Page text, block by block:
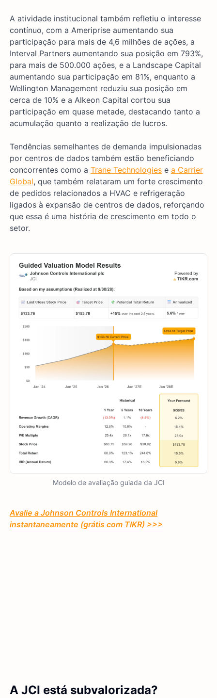
A atividade institucional também refletiu o interesse
contínuo, com a Ameriprise aumentando sua
participação para mais de 4,6 milhões de ações, a
Interval Partners aumentando sua posição em 793%,
para mais de 500.000 ações, e a Landscape Capital
aumentando sua participação em 81%, enquanto a
Wellington Management reduziu sua posição em
cerca de 10% e a Alkeon Capital cortou sua
participação em quase metade, destacando tanto a
acumulação quanto a realização de lucros.
Tendências semelhantes de demanda impulsionadas
por centros de dados também estão beneficiando
concorrentes como a Trane Technologies e a Carrier
Global, que também relataram um forte crescimento
de pedidos relacionados a HVAC e refrigeração
ligados à expansão de centros de dados, reforçando
que essa é uma história de crescimento em todo o
setor.
Modelo de avaliação guiada da JCI
Avalie a Johnson Controls International
instantaneamente (grátis com TIKR) >>>
A JCI está subvalorizada?